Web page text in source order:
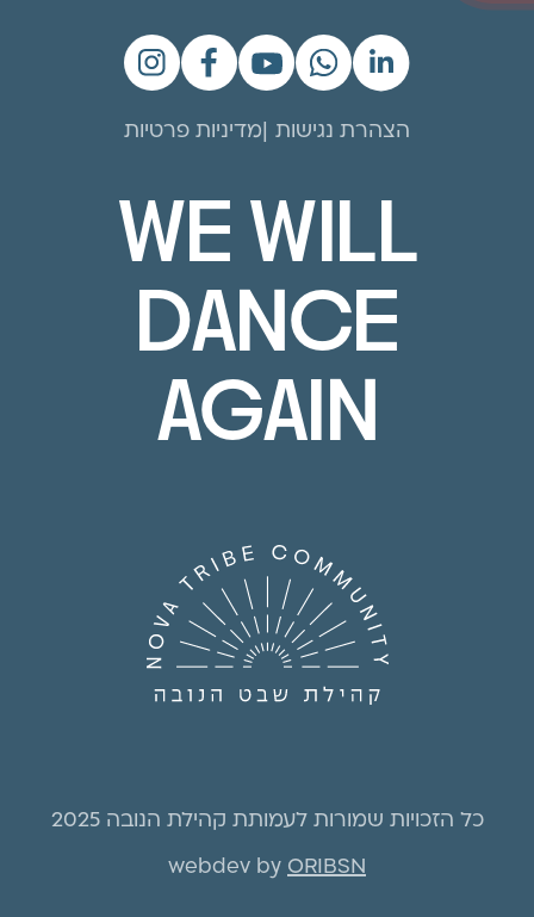
הצהרת נגישות מדיניות פרטיות
WE WILL
DANCE
AGAIN
כל הזכויות שמורות לעמותת קהילת הנובה 2025
webdev by ORIBSN